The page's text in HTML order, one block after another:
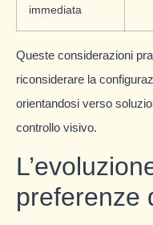
immediata
Queste considerazioni
riconsiderare la
orientandosi verso
controllo visivo.
preferenze